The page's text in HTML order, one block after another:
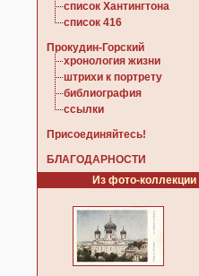
список Хантингтона
список 416
Прокудин-Горский
хронология жизни
штрихи к портрету
библиография
ссылки
Присоединяйтесь!
БЛАГОДАРНОСТИ
Из фото-коллекции